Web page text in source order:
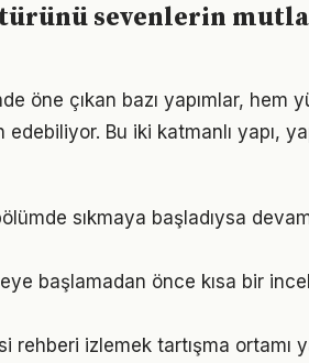
sevenlerin
öne çıkan bazı yapımlar, hem
Bu iki katmanlı yapı,
sıkmaya başladıysa
başlamadan önce kısa bir
izlemek tartışma ortamı